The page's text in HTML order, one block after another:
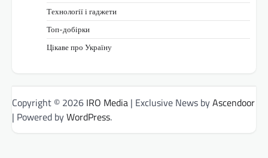
Технології і гаджети
Топ-добірки
Цікаве про Україну
Copyright © 2026 IRO Media | Exclusive News byAscendoor
| Powered byWordPress.